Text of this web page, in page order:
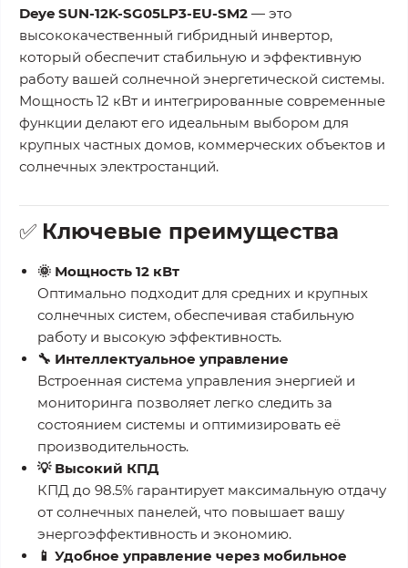
Deye SUN-12K-SG05LP3-EU-SM2 — это
высококачественный гибридный инвертор,
который обеспечит стабильную и эффективную
работу вашей солнечной энергетической системы.
Мощность 12 кВт и интегрированные современные
функции делают его идеальным выбором для
крупных частных домов, коммерческих объектов и
солнечных электростанций.
✅ Ключевые преимущества
🌞 Мощность 12 кВт
Оптимально подходит для средних и крупных
солнечных систем, обеспечивая стабильную
работу и высокую эффективность.
🔧 Интеллектуальное управление
Встроенная система управления энергией и
мониторинга позволяет легко следить за
состоянием системы и оптимизировать её
производительность.
💡 Высокий КПД
КПД до 98.5% гарантирует максимальную отдачу
от солнечных панелей, что повышает вашу
энергоэффективность и экономию.
📱 Удобное управление через мобильное